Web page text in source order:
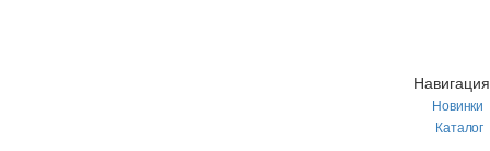
Навигация
Новинки
Каталог